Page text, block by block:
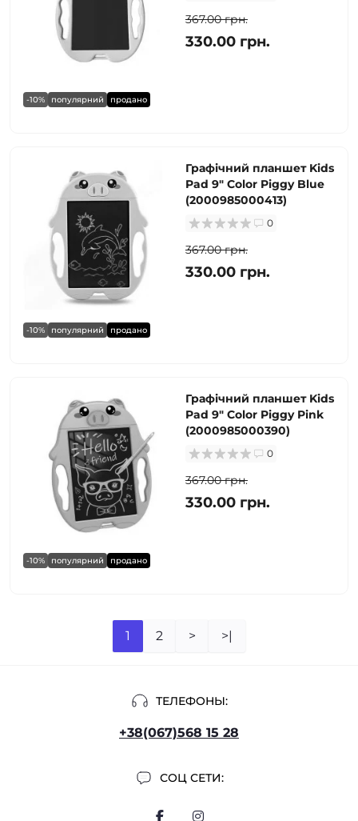
-10% популярний продано
367.00 грн.
330.00 грн.
-10% популярний продано
Графічний планшет Kids
Pad 9" Color Piggy Blue
(2000985000413)
0
367.00 грн.
330.00 грн.
-10% популярний продано
Графічний планшет Kids
Pad 9" Color Piggy Pink
(2000985000390)
0
367.00 грн.
330.00 грн.
1 2 > >|
ТЕЛЕФОНЫ:
+38(067)568 15 28
СОЦ СЕТИ: